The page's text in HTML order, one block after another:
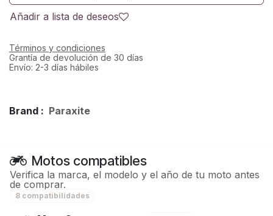
Añadir a lista de deseos
Términos y condiciones
Grantía de devolución de 30 días
Envío: 2-3 días hábiles
Brand : Paraxite
Motos compatibles
Verifica la marca, el modelo y el año de tu moto antes
de comprar.
8 compatibilidades